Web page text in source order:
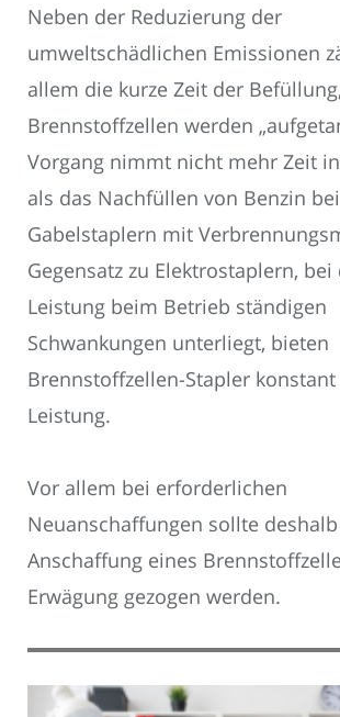
Neben der Reduzierung der
umweltschädlichen Emissionen
allem die kurze Zeit der
Brennstoffzellen werden
Vorgang nimmt nicht mehr Zeit
als das Nachfüllen von Benzin bei
Gabelstaplern mit
Gegensatz zu Elektrostaplern,
Leistung beim Betrieb ständigen
Schwankungen unterliegt, bieten
Brennstoffzellen-Stapler
Leistung.
Vor allem bei erforderlichen
Neuanschaffungen sollte
Anschaffung eines
Erwägung gezogen werden.